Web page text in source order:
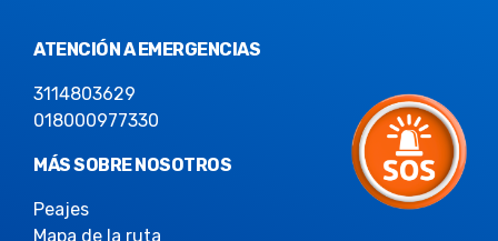
ATENCIÓN A EMERGENCIAS
3114803629
018000977330
MÁS SOBRE NOSOTROS
Peajes
Mapa de la ruta